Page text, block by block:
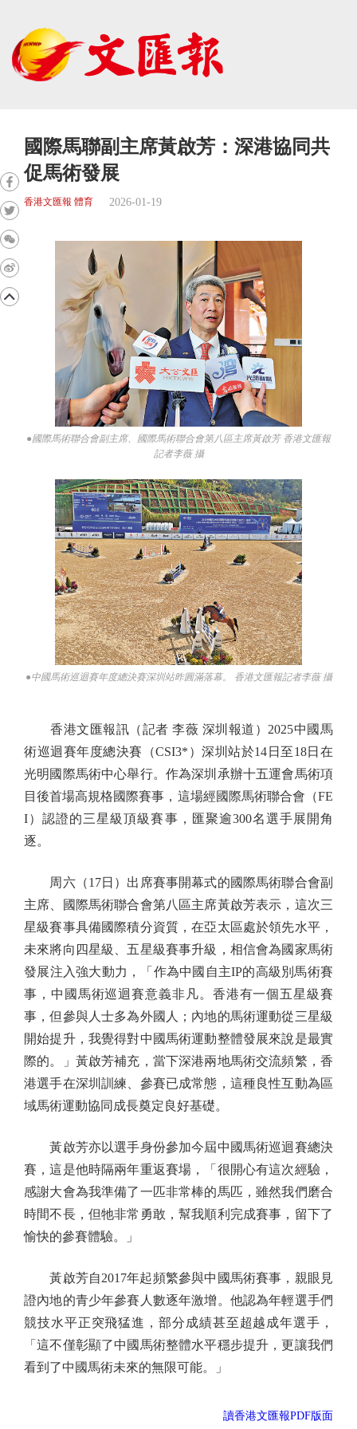
國際馬聯副主席黃啟芳：深港協同共
促馬術發展
香港文匯報 體育 2026-01-19
●國際馬術聯合會副主席、國際馬術聯合會第八區主席黃啟芳 香港文匯報
記者李薇 攝
●中國馬術巡迴賽年度總決賽深圳站昨圓滿落幕。 香港文匯報記者李薇 攝
香港文匯報訊（記者 李薇 深圳報道）2025中國馬
術巡迴賽年度總決賽（CSI3*）深圳站於14日至18日在
光明國際馬術中心舉行。作為深圳承辦十五運會馬術項
目後首場高規格國際賽事，這場經國際馬術聯合會（FE
I）認證的三星級頂級賽事，匯聚逾300名選手展開角
逐。
周六（17日）出席賽事開幕式的國際馬術聯合會副
主席、國際馬術聯合會第八區主席黃啟芳表示，這次三
星級賽事具備國際積分資質，在亞太區處於領先水平，
未來將向四星級、五星級賽事升級，相信會為國家馬術
發展注入強大動力，「作為中國自主IP的高級別馬術賽
事，中國馬術巡迴賽意義非凡。香港有一個五星級賽
事，但參與人士多為外國人；內地的馬術運動從三星級
開始提升，我覺得對中國馬術運動整體發展來說是最實
際的。」黃啟芳補充，當下深港兩地馬術交流頻繁，香
港選手在深圳訓練、參賽已成常態，這種良性互動為區
域馬術運動協同成長奠定良好基礎。
黃啟芳亦以選手身份參加今屆中國馬術巡迴賽總決
賽，這是他時隔兩年重返賽場，「很開心有這次經驗，
感謝大會為我準備了一匹非常棒的馬匹，雖然我們磨合
時間不長，但牠非常勇敢，幫我順利完成賽事，留下了
愉快的參賽體驗。」
黃啟芳自2017年起頻繁參與中國馬術賽事，親眼見
證內地的青少年參賽人數逐年激增。他認為年輕選手們
競技水平正突飛猛進，部分成績甚至超越成年選手，
「這不僅彰顯了中國馬術整體水平穩步提升，更讓我們
看到了中國馬術未來的無限可能。」
讀香港文匯報PDF版面